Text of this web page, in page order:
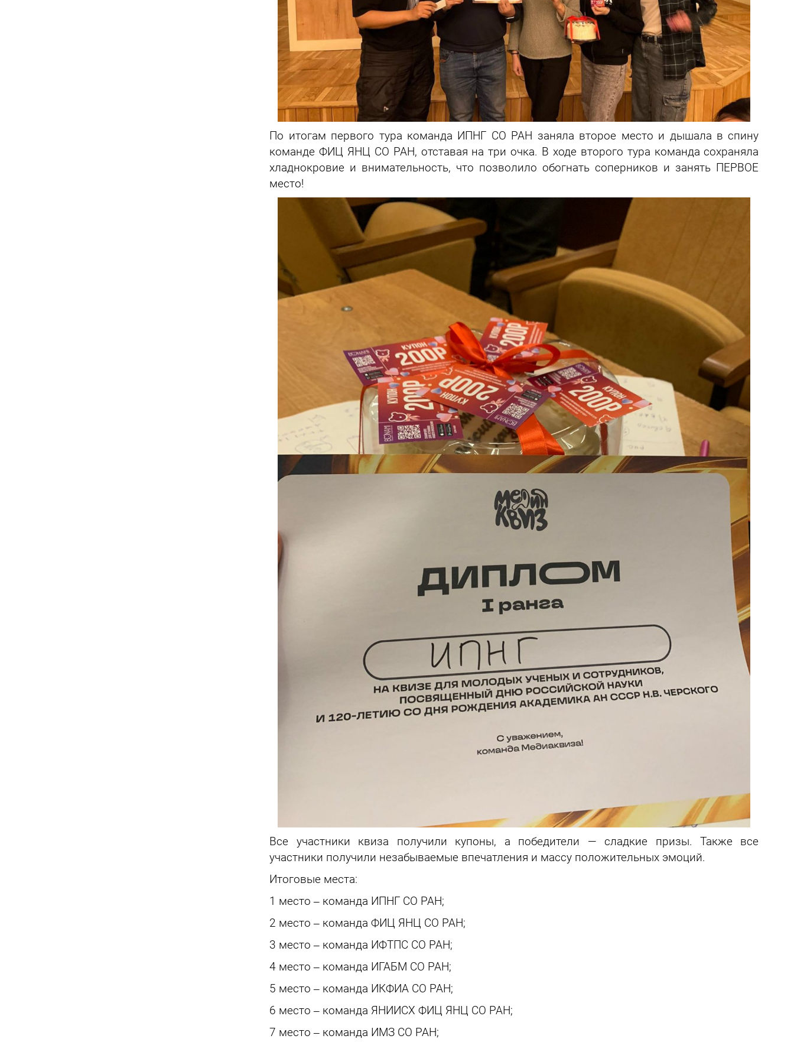
По итогам первого тура команда ИПНГ СО РАН заняла второе место и дышала в спину
команде ФИЦ ЯНЦ СО РАН, отставая на три очка. В ходе второго тура команда сохраняла
хладнокровие и внимательность, что позволило обогнать соперников и занять ПЕРВОЕ
место!
Все участники квиза получили купоны, а победители — сладкие призы. Также все
участники получили незабываемые впечатления и массу положительных эмоций.
Итоговые места:
1 место ‒ команда ИПНГ СО РАН;
2 место ‒ команда ФИЦ ЯНЦ СО РАН;
3 место ‒ команда ИФТПС СО РАН;
4 место ‒ команда ИГАБМ СО РАН;
5 место ‒ команда ИКФИА СО РАН;
6 место ‒ команда ЯНИИСХ ФИЦ ЯНЦ СО РАН;
7 место ‒ команда ИМЗ СО РАН;